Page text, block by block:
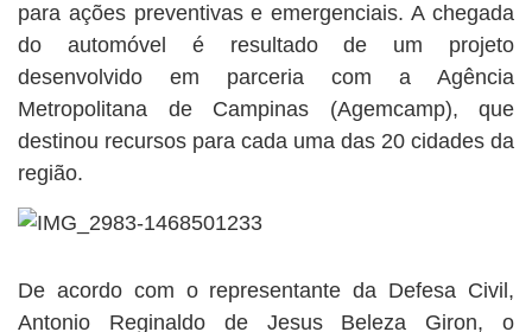
para ações preventivas e emergenciais. A chegada
do automóvel é resultado de um projeto
desenvolvido em parceria com a Agência
Metropolitana de Campinas (Agemcamp), que
destinou recursos para cada uma das 20 cidades da
região.
De acordo com o representante da Defesa Civil,
Antonio Reginaldo de Jesus Beleza Giron, o